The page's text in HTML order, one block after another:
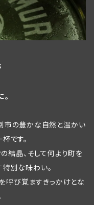
市の豊かな自然と温かい
です。
結晶、そして何より町を
別な味わい。
呼び覚ますきっかけとな